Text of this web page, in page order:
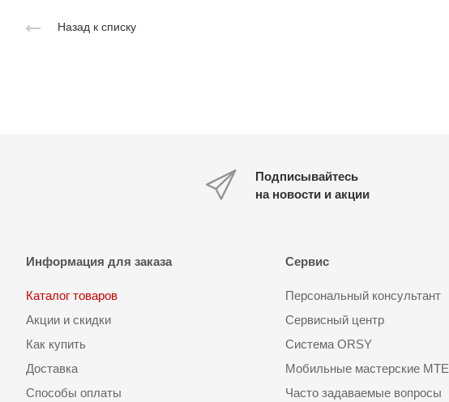
Назад к списку
Подписывайтесь
на новости и акции
Информация для заказа
Каталог товаров
Акции и скидки
Как купить
Доставка
Способы оплаты
Сервис
Персональный консультант
Сервисный центр
Система ORSY
Мобильные мастерские MTE
Часто задаваемые вопросы